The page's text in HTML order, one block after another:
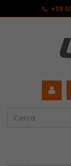
+39